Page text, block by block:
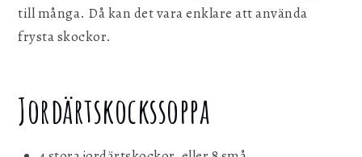
till många. Då kan det vara enklare att använda
frysta skockor.
Jordärtskockssoppa